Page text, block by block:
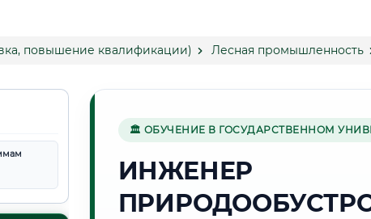
повышение квалификации) Лесная промышленность
🏛 ОБУЧЕНИЕ В ГОСУДАРСТВЕННОМ
ИНЖЕНЕР